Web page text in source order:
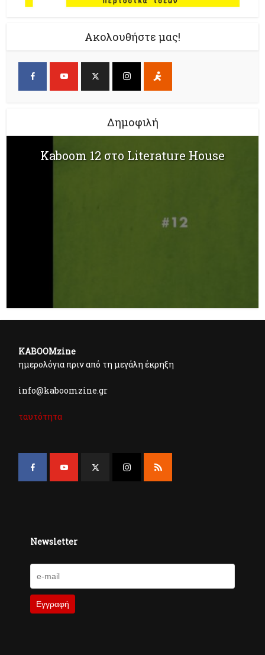
Ακολουθήστε μας!
Δημοφιλή
Kaboom 12 στο Literature House
KABOOMzine
ημερολόγια πριν από τη μεγάλη έκρηξη
info@kaboomzine.gr
ταυτότητα
Newsletter